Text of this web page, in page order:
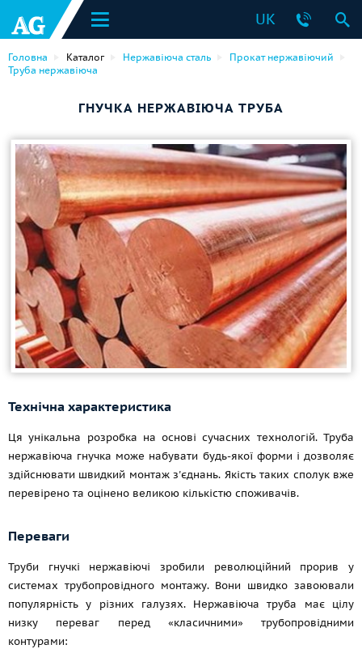
UK
Головна Каталог Нержавіюча сталь
Прокат нержавіючий
Труба нержавіюча
ГНУЧКА НЕРЖАВІЮЧА ТРУБА
Технічна характеристика
Ця унікальна розробка на основі сучасних технологій. Труба
нержавіюча гнучка може набувати будь-якої форми і дозволяє
здійснювати швидкий монтаж з'єднань. Якість таких сполук вже
перевірено та оцінено великою кількістю споживачів.
Переваги
Труби гнучкі нержавіючі зробили революційний прорив у
системах трубопровідного монтажу. Вони швидко завоювали
популярність у різних галузях. Нержавіюча труба має цілу
низку переваг перед «класичними» трубопровідними
контурами: